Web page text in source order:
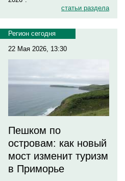
статьи раздела
Регион сегодня
22 Мая 2026, 13:30
Пешком по
островам: как новый
мост изменит туризм
в Приморье